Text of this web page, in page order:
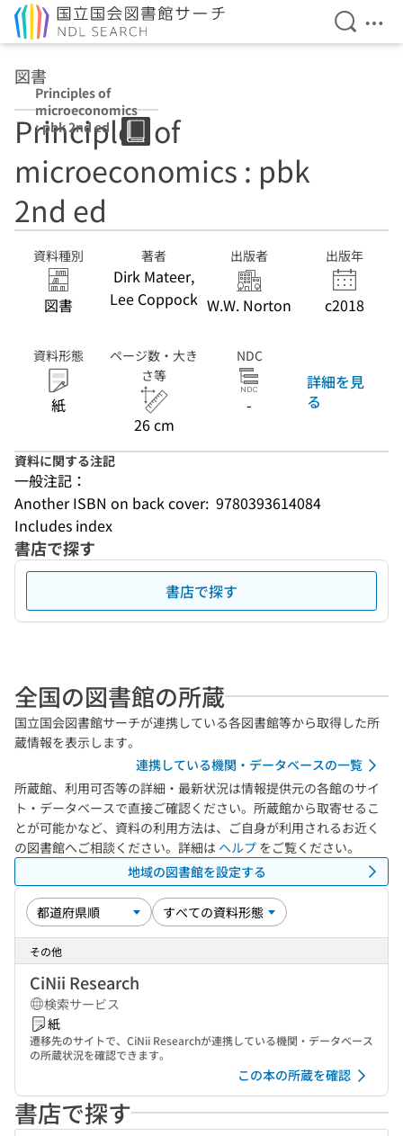
検索を
メ
図書
Principles of
microeconomics
: pbk 2nd ed
Principles of
microeconomics : pbk
2nd ed
資料種別
図書
著者
Dirk Mateer,
Lee Coppock
出版者
W.W. Norton
出版年
c2018
資料形態
紙
ページ数・大き
さ等
26 cm
NDC
-
詳細を見
る
資料に関する注記
一般注記：
Another ISBN on back cover:  9780393614084
Includes index
書店で探す
書店で探す
全国の図書館の所蔵
国立国会図書館サーチが連携している各図書館等から取得した所
蔵情報を表示します。
連携している機関・データベースの一覧
所蔵館、利用可否等の詳細・最新状況は情報提供元の各館のサイ
ト・データベースで直接ご確認ください。所蔵館から取寄せるこ
とが可能かなど、資料の利用方法は、ご自身が利用されるお近く
の図書館へご相談ください。詳細は ヘルプ をご覧ください。
地域の図書館を設定する
その他
CiNii Research
検索サービス
紙
遷移先のサイトで、CiNii Researchが連携している機関・データベース
の所蔵状況を確認できます。
この本の所蔵を確認
書店で探す